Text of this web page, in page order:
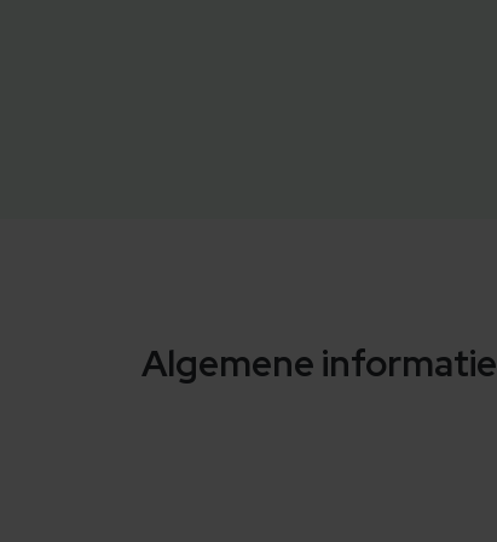
Algemene informatie